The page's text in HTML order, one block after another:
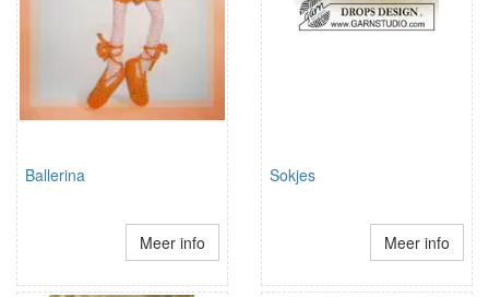
Ballerina
Meer info
Sokjes
Meer info